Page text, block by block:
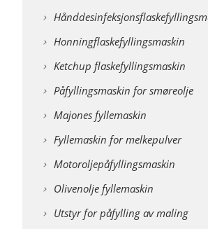
Honningflaskefyllingsmaskin
Ketchup flaskefyllingsmaskin
Påfyllingsmaskin for smøreolje
Majones fyllemaskin
Fyllemaskin for melkepulver
Motoroljepåfyllingsmaskin
Olivenolje fyllemaskin
Utstyr for påfylling av maling